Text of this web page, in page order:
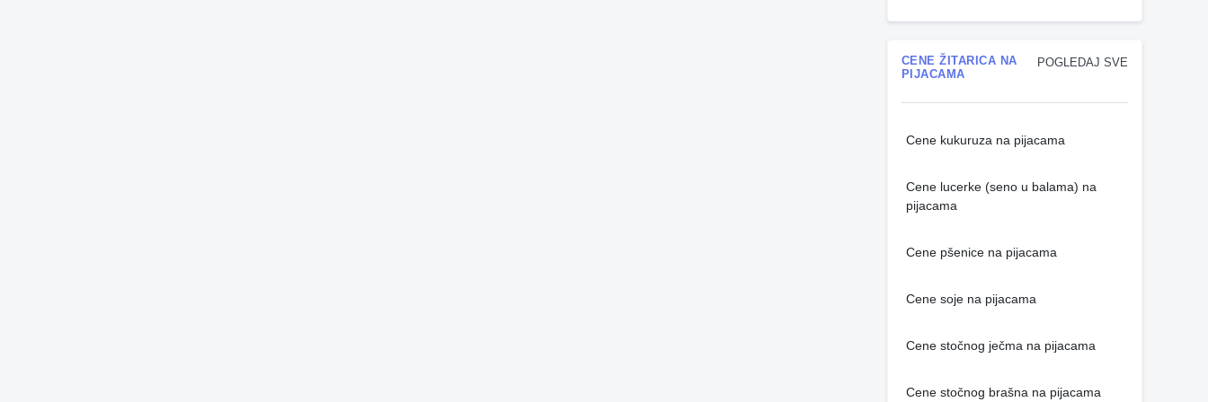
POGLEDAJ SVE
CENE ŽITARICA NA
PIJACAMA
Cene kukuruza na pijacama
Cene lucerke (seno u balama) na
pijacama
Cene pšenice na pijacama
Cene soje na pijacama
Cene stočnog ječma na pijacama
Cene stočnog brašna na pijacama